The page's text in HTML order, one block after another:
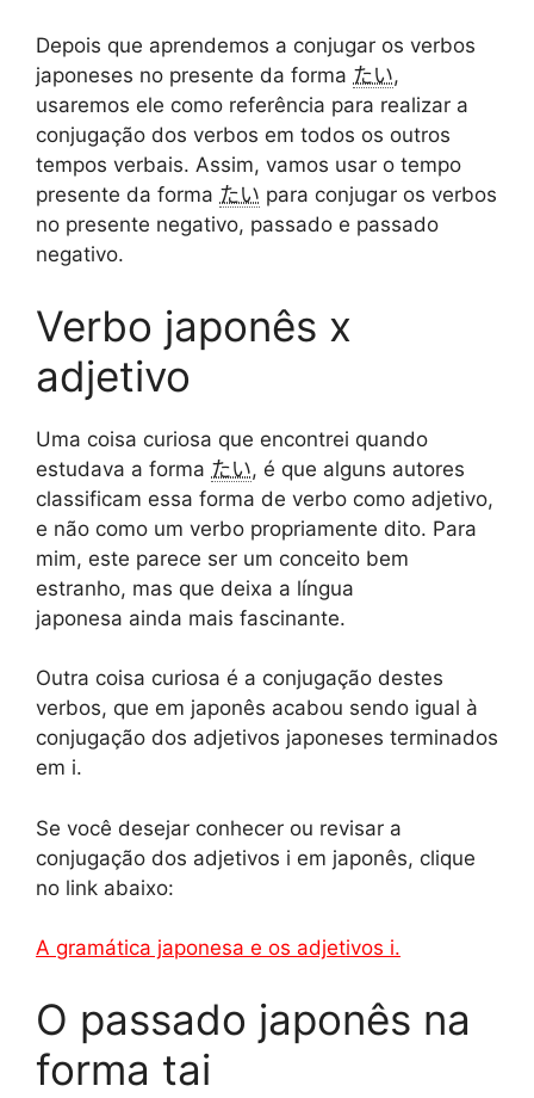
Depois que aprendemos a conjugar os verbos
japoneses no presente da forma たい,
usaremos ele como referência para realizar a
conjugação dos verbos em todos os outros
tempos verbais. Assim, vamos usar o tempo
presente da forma たい para conjugar os verbos
no presente negativo, passado e passado
negativo.
Verbo japonês x
adjetivo
Uma coisa curiosa que encontrei quando
estudava a forma たい, é que alguns autores
classificam essa forma de verbo como adjetivo,
e não como um verbo propriamente dito. Para
mim, este parece ser um conceito bem
estranho, mas que deixa a língua
japonesa ainda mais fascinante.
Outra coisa curiosa é a conjugação destes
verbos, que em japonês acabou sendo igual à
conjugação dos adjetivos japoneses terminados
em i.
Se você desejar conhecer ou revisar a
conjugação dos adjetivos i em japonês, clique
no link abaixo:
A gramática japonesa e os adjetivos i.
O passado japonês na
forma tai